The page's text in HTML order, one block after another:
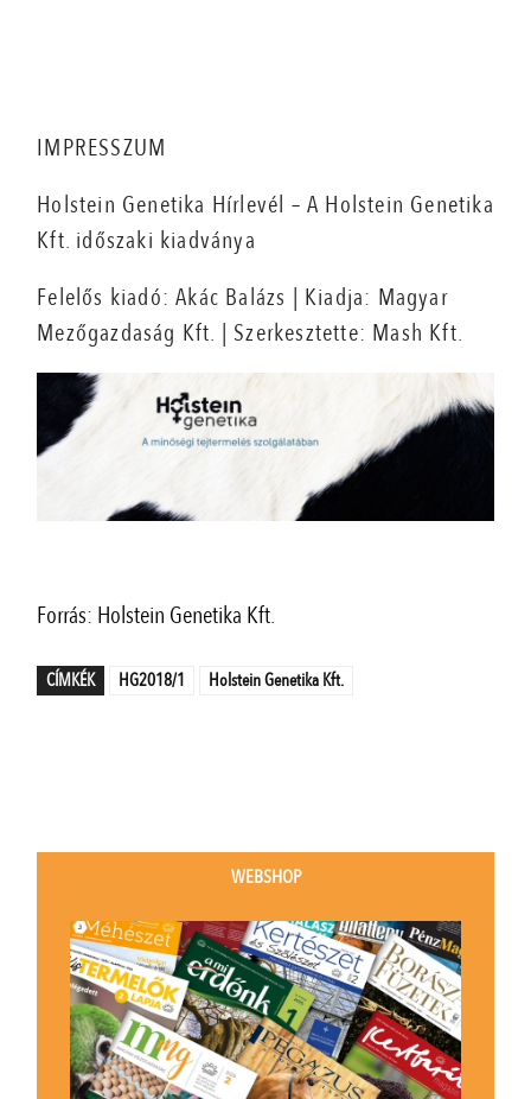
IMPRESSZUM
Holstein Genetika Hírlevél – A Holstein Genetika
Kft. időszaki kiadványa
Felelős kiadó: Akác Balázs | Kiadja: Magyar
Mezőgazdaság Kft. | Szerkesztette: Mash Kft.
Forrás: Holstein Genetika Kft.
CÍMKÉK HG2018/1 Holstein Genetika Kft.
WEBSHOP